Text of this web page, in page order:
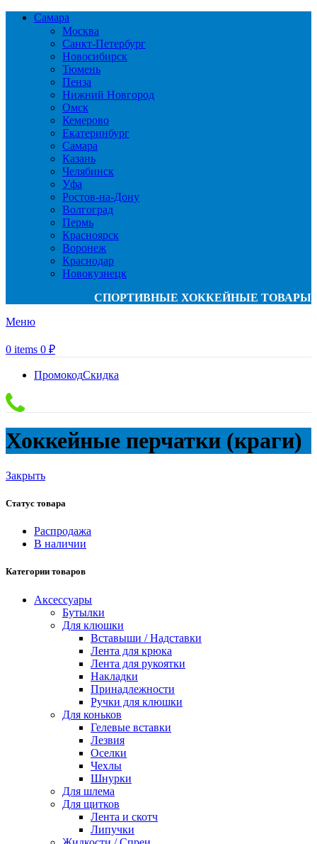
Самара
Москва
Санкт-Петербург
Новосибирск
Тюмень
Пенза
Нижний Новгород
Омск
Кемерово
Екатеринбург
Самара
Казань
Челябинск
Уфа
Ростов-на-Дону
Волгоград
Пермь
Красноярск
Воронеж
Краснодар
Новокузнецк
СПОРТИВНЫЕ ХОККЕЙНЫЕ ТОВАРЫ
Меню
0 items 0 ₽
ПромокодСкидка
Хоккейные перчатки (краги)
Закрыть
Статус товара
Распродажа
В наличии
Категории товаров
Аксессуары
Бутылки
Для клюшки
Вставыши / Надставки
Лента для крюка
Лента для рукоятки
Накладки
Принадлежности
Ручки для клюшки
Для коньков
Гелевые вставки
Лезвия
Оселки
Чехлы
Шнурки
Для шлема
Для щитков
Лента и скотч
Липучки